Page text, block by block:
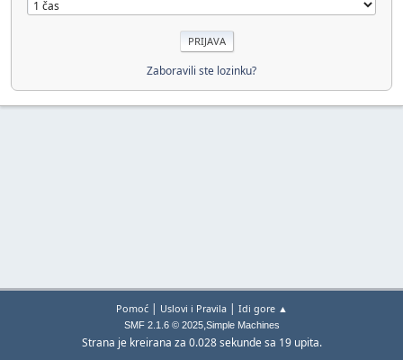
Zaboravili ste lozinku?
Pomoć| Uslovi i Pravila| Idi gore ▲
SMF 2.1.6 © 2025,Simple Machines
Strana je kreirana za 0.028 sekunde sa 19 upita.